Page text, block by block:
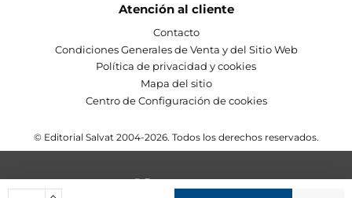
Atención al cliente
Contacto
Condiciones Generales de Venta y del Sitio Web
Política de privacidad y cookies
Mapa del sitio
Centro de Configuración de cookies
© Editorial Salvat 2004-2026. Todos los derechos reservados.